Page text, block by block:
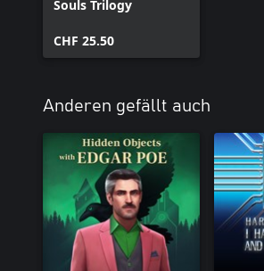
Souls Trilogy
CHF 25.50
Anderen gefällt auch